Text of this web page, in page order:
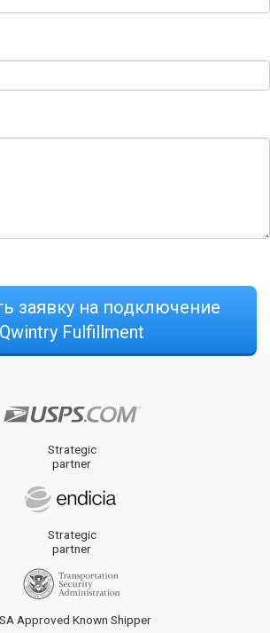
заявку на подключение
Qwintry Fulfillment
Strategic
partner
Strategic
partner
Approved Known Shipper